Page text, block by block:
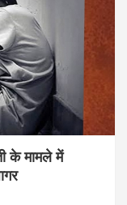
के मामले में